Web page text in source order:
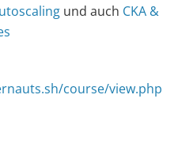
und auch CKA &
course/view.php